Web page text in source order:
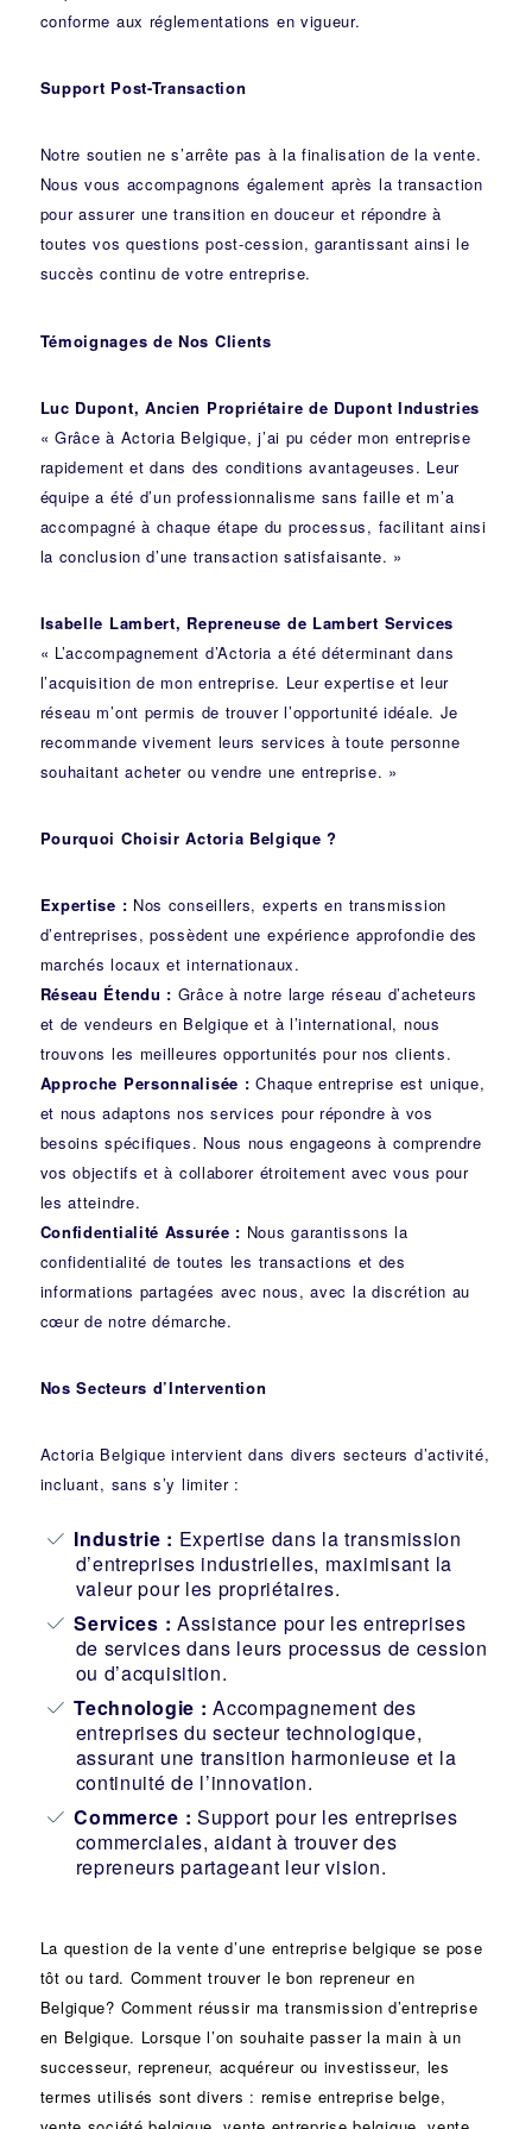
conforme aux réglementations en vigueur.
Support Post-Transaction
Notre soutien ne s’arrête pas à la finalisation de la vente.
Nous vous accompagnons également après la transaction
pour assurer une transition en douceur et répondre à
toutes vos questions post-cession, garantissant ainsi le
succès continu de votre entreprise.
Témoignages de Nos Clients
Luc Dupont, Ancien Propriétaire de Dupont Industries
« Grâce à Actoria Belgique, j’ai pu céder mon entreprise
rapidement et dans des conditions avantageuses. Leur
équipe a été d’un professionnalisme sans faille et m’a
accompagné à chaque étape du processus, facilitant ainsi
la conclusion d’une transaction satisfaisante. »
Isabelle Lambert, Repreneuse de Lambert Services
« L’accompagnement d’Actoria a été déterminant dans
l’acquisition de mon entreprise. Leur expertise et leur
réseau m’ont permis de trouver l’opportunité idéale. Je
recommande vivement leurs services à toute personne
souhaitant acheter ou vendre une entreprise. »
Pourquoi Choisir Actoria Belgique ?
Expertise : Nos conseillers, experts en transmission
d’entreprises, possèdent une expérience approfondie des
marchés locaux et internationaux.
Réseau Étendu : Grâce à notre large réseau d’acheteurs
et de vendeurs en Belgique et à l’international, nous
trouvons les meilleures opportunités pour nos clients.
Approche Personnalisée : Chaque entreprise est unique,
et nous adaptons nos services pour répondre à vos
besoins spécifiques. Nous nous engageons à comprendre
vos objectifs et à collaborer étroitement avec vous pour
les atteindre.
Confidentialité Assurée : Nous garantissons la
confidentialité de toutes les transactions et des
informations partagées avec nous, avec la discrétion au
cœur de notre démarche.
Nos Secteurs d’Intervention
Actoria Belgique intervient dans divers secteurs d’activité,
incluant, sans s’y limiter :
Industrie : Expertise dans la transmission
d’entreprises industrielles, maximisant la
valeur pour les propriétaires.
Services : Assistance pour les entreprises
de services dans leurs processus de cession
ou d’acquisition.
Technologie : Accompagnement des
entreprises du secteur technologique,
assurant une transition harmonieuse et la
continuité de l’innovation.
Commerce : Support pour les entreprises
commerciales, aidant à trouver des
repreneurs partageant leur vision.
La question de la vente d’une entreprise belgique se pose
tôt ou tard. Comment trouver le bon repreneur en
Belgique? Comment réussir ma transmission d’entreprise
en Belgique. Lorsque l’on souhaite passer la main à un
successeur, repreneur, acquéreur ou investisseur, les
termes utilisés sont divers : remise entreprise belge,